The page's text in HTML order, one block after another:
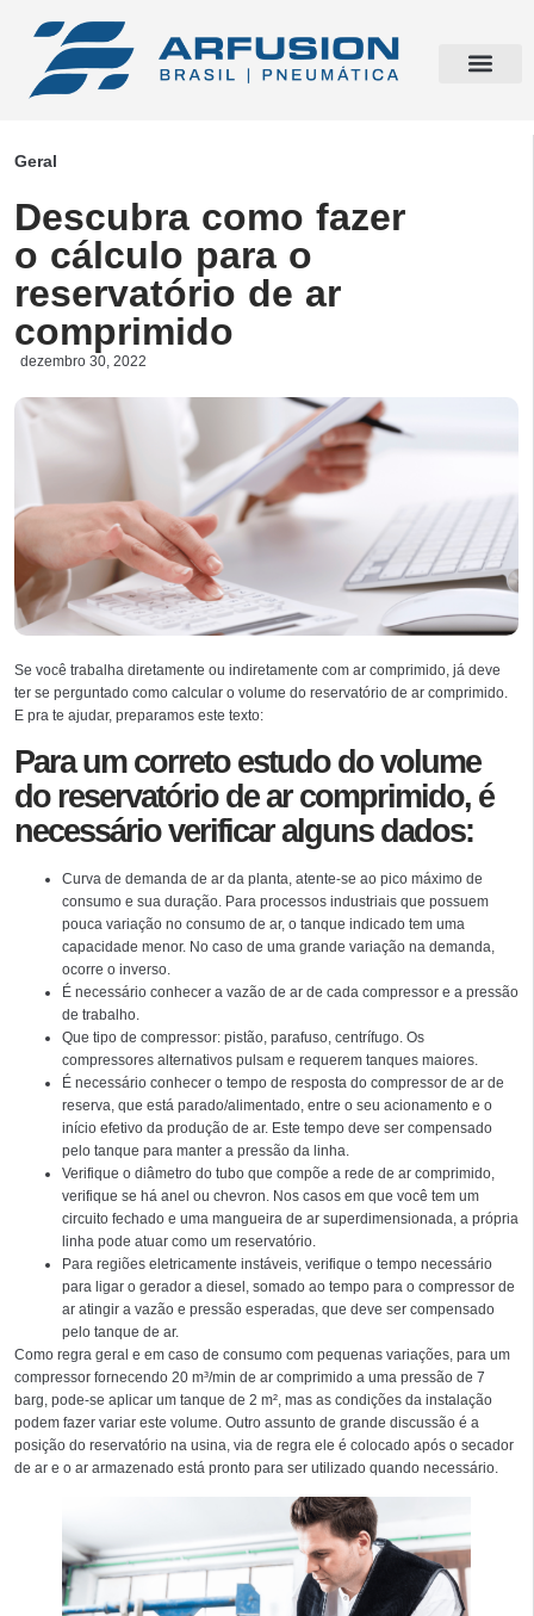
Geral
Descubra como fazer
o cálculo para o
reservatório de ar
comprimido
dezembro 30, 2022
Se você trabalha diretamente ou indiretamente com ar comprimido, já deve
ter se perguntado como calcular o volume do reservatório de ar comprimido.
E pra te ajudar, preparamos este texto:
Para um correto estudo do volume
do reservatório de ar comprimido, é
necessário verificar alguns dados:
Curva de demanda de ar da planta, atente-se ao pico máximo de
consumo e sua duração. Para processos industriais que possuem
pouca variação no consumo de ar, o tanque indicado tem uma
capacidade menor. No caso de uma grande variação na demanda,
ocorre o inverso.
É necessário conhecer a vazão de ar de cada compressor e a pressão
de trabalho.
Que tipo de compressor: pistão, parafuso, centrífugo. Os
compressores alternativos pulsam e requerem tanques maiores.
É necessário conhecer o tempo de resposta do compressor de ar de
reserva, que está parado/alimentado, entre o seu acionamento e o
início efetivo da produção de ar. Este tempo deve ser compensado
pelo tanque para manter a pressão da linha.
Verifique o diâmetro do tubo que compõe a rede de ar comprimido,
verifique se há anel ou chevron. Nos casos em que você tem um
circuito fechado e uma mangueira de ar superdimensionada, a própria
linha pode atuar como um reservatório.
Para regiões eletricamente instáveis, verifique o tempo necessário
para ligar o gerador a diesel, somado ao tempo para o compressor de
ar atingir a vazão e pressão esperadas, que deve ser compensado
pelo tanque de ar.
Como regra geral e em caso de consumo com pequenas variações, para um
compressor fornecendo 20 m³/min de ar comprimido a uma pressão de 7
barg, pode-se aplicar um tanque de 2 m², mas as condições da instalação
podem fazer variar este volume. Outro assunto de grande discussão é a
posição do reservatório na usina, via de regra ele é colocado após o secador
de ar e o ar armazenado está pronto para ser utilizado quando necessário.